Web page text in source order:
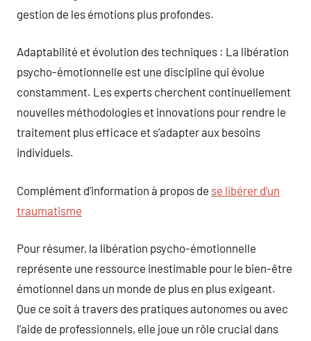
gestion de les émotions plus profondes.
Adaptabilité et évolution des techniques : La libération
psycho-émotionnelle est une discipline qui évolue
constamment. Les experts cherchent continuellement
nouvelles méthodologies et innovations pour rendre le
traitement plus efficace et s’adapter aux besoins
individuels.
Complément d’information à propos de se libérer d’un
traumatisme
Pour résumer, la libération psycho-émotionnelle
représente une ressource inestimable pour le bien-être
émotionnel dans un monde de plus en plus exigeant.
Que ce soit à travers des pratiques autonomes ou avec
l’aide de professionnels, elle joue un rôle crucial dans